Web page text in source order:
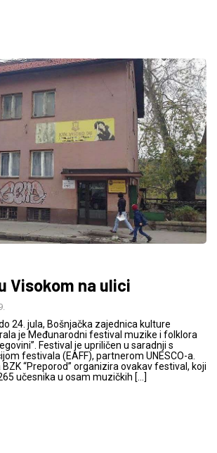
Visokom na ulici
24. jula, Bošnjačka zajednica kulture
je Međunarodni festival muzike i folklora
Festival je upriličen u saradnji s
festivala (EAFF), partnerom UNESCO-a.
“Preporod” organizira ovakav festival, koji
učesnika u osam muzičkih […]